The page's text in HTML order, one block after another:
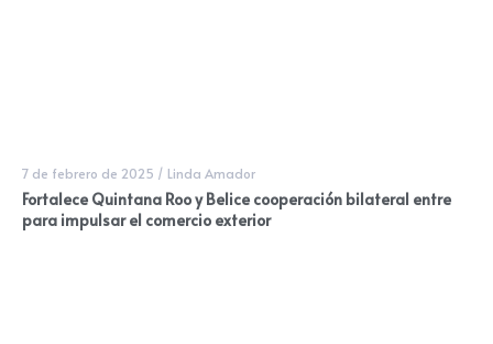
7 de febrero de 2025 / Linda Amador
Fortalece Quintana Roo y Belice cooperación bilateral entre
para impulsar el comercio exterior